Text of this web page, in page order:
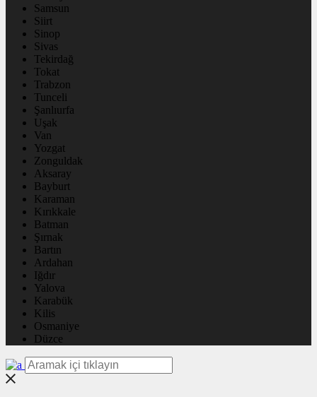
Samsun
Siirt
Sinop
Sivas
Tekirdağ
Tokat
Trabzon
Tunceli
Şanlıurfa
Uşak
Van
Yozgat
Zonguldak
Aksaray
Bayburt
Karaman
Kırıkkale
Batman
Şırnak
Bartın
Ardahan
Iğdır
Yalova
Karabük
Kilis
Osmaniye
Düzce